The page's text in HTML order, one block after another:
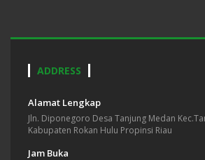
ADDRESS
Alamat Lengkap
Jln. Diponegoro Desa Tanjung Medan
Kabupaten Rokan Hulu Propinsi Riau
Jam Buka